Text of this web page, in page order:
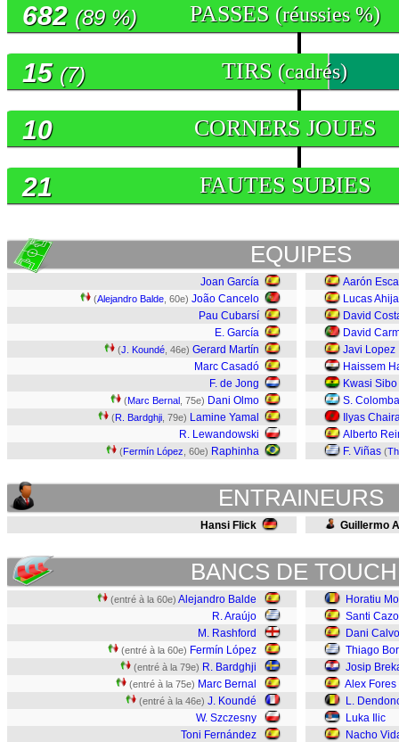
PASSES (réussies %)
682 (89 %)
TIRS (cadrés)
15 (7)
CORNERS JOUES
10
FAUTES SUBIES
21
EQUIPES
Joan García
(Alejandro Balde , 60e) João Cancelo
Pau Cubarsí
E. García
(J. Koundé , 46e) Gerard Martín
Marc Casadó
F. de Jong
(Marc Bernal , 75e) Dani Olmo
(R. Bardghji , 79e) Lamine Yamal
R. Lewandowski
(Fermín López , 60e) Raphinha
Aarón
Lucas
David
David
Javi Lopez
Haissem
Kwasi Sibo
S.
Ilyas
Alberto
F. Viñas (
ENTRAINEURS
Hansi Flick Guillermo
BANCS DE
(entré à la 60e) Alejandro Balde
R. Araújo
M. Rashford
(entré à la 60e) Fermín López
(entré à la 79e) R. Bardghji
(entré à la 75e) Marc Bernal
(entré à la 46e) J. Koundé
W. Szczesny
Toni Fernández
Horatiu
Santi
Dani Calvo
Thiago
Josip
Alex Fores
L.
Luka Ilic
Nacho